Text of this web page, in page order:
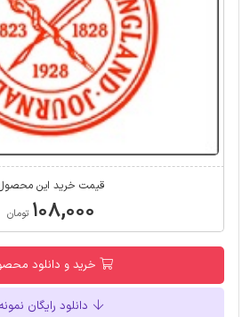
قیمت خرید این
۱۰۸,۰۰۰ تومان
خرید و دانلود
دانلود رایگان نمونه